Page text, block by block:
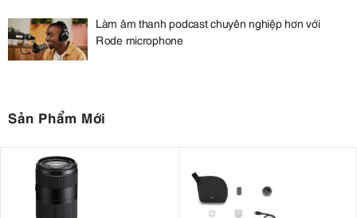
Làm âm thanh podcast chuyên nghiệp hơn với
Rode microphone
Sản Phẩm Mới